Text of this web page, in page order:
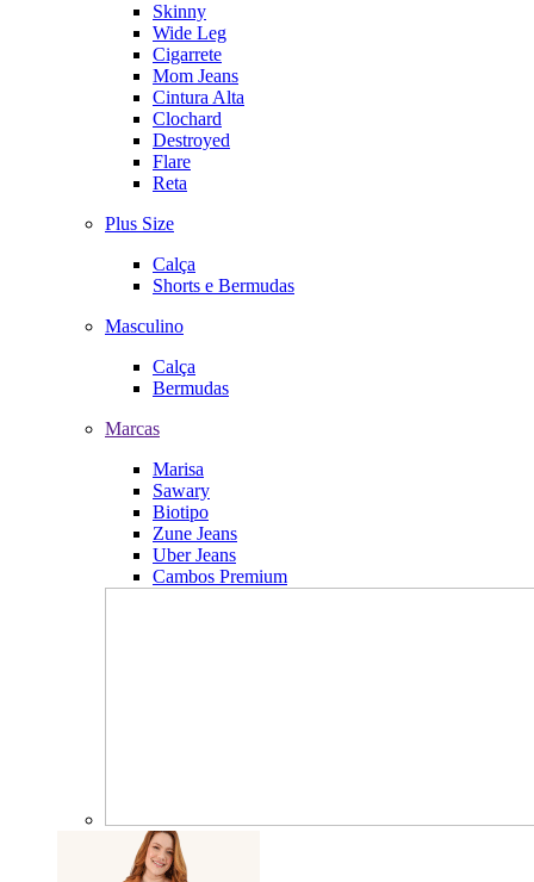
Skinny
Wide Leg
Cigarrete
Mom Jeans
Cintura Alta
Clochard
Destroyed
Flare
Reta
Plus Size
Calça
Shorts e Bermudas
Masculino
Calça
Bermudas
Marcas
Marisa
Sawary
Biotipo
Zune Jeans
Uber Jeans
Cambos Premium